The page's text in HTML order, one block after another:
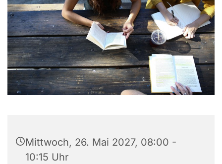
Mittwoch, 26. Mai 2027, 08:00 -
10:15 Uhr